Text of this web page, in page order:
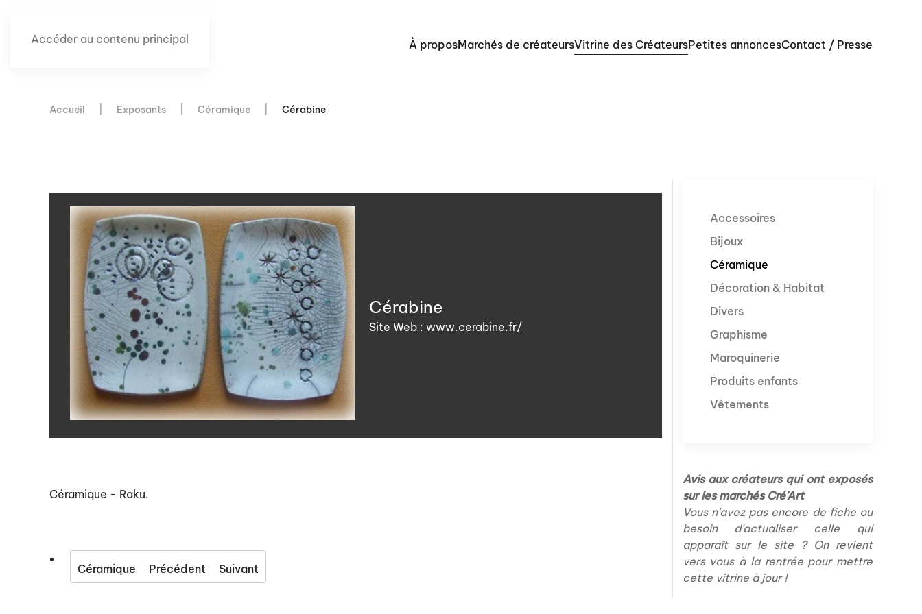
Accéder au contenu principal À proposMarchés de créateursVitrine des CréateursPetites annoncesContact / Presse
Accueil Exposants Céramique Cérabine
Cérabine
Site Web :www.cerabine.fr/
Céramique - Raku.
Céramique Précédent Suivant
Accessoires
Bijoux
Céramique
Décoration & Habitat
Divers
Graphisme
Maroquinerie
Produits enfants
Vêtements
Avis aux créateurs qui ont exposés
sur les marchés Cré'Art
Vous n'avez pas encore de fiche ou
besoin d'actualiser celle qui
apparaît sur le site ? On revient
vers vous à la rentrée pour mettre
cette vitrine à jour !